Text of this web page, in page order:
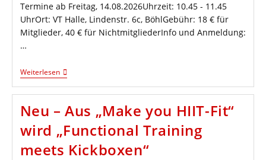
Termine ab Freitag, 14.08.2026Uhrzeit: 10.45 - 11.45
UhrOrt: VT Halle, Lindenstr. 6c, BöhlGebühr: 18 € für
Mitglieder, 40 € für NichtmitgliederInfo und Anmeldung:
…
WeiterlesenYoga
Rund
Um
Stuhl
Neuer
Kurs
Neu – Aus „Make you HIIT-Fit“
wird „Functional Training
meets Kickboxen“